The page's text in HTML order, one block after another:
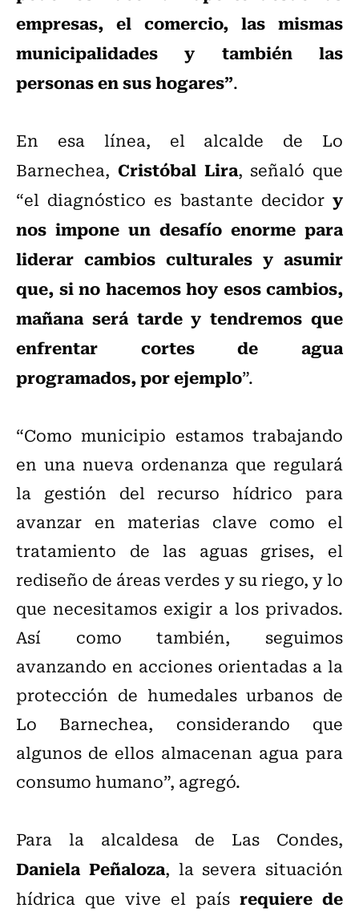
empresas, el comercio, las mismas
municipalidades y también las
personas en sus hogares”.
En esa línea, el alcalde de Lo
Barnechea, Cristóbal Lira, señaló que
“el diagnóstico es bastante decidor y
nos impone un desafío enorme para
liderar cambios culturales y asumir
que, si no hacemos hoy esos cambios,
mañana será tarde y tendremos que
enfrentar cortes de agua
programados, por ejemplo”.
“Como municipio estamos trabajando
en una nueva ordenanza que regulará
la gestión del recurso hídrico para
avanzar en materias clave como el
tratamiento de las aguas grises, el
rediseño de áreas verdes y su riego, y lo
que necesitamos exigir a los privados.
Así como también, seguimos
avanzando en acciones orientadas a la
protección de humedales urbanos de
Lo Barnechea, considerando que
algunos de ellos almacenan agua para
consumo humano”, agregó.
Para la alcaldesa de Las Condes,
Daniela Peñaloza, la severa situación
hídrica que vive el país requiere de